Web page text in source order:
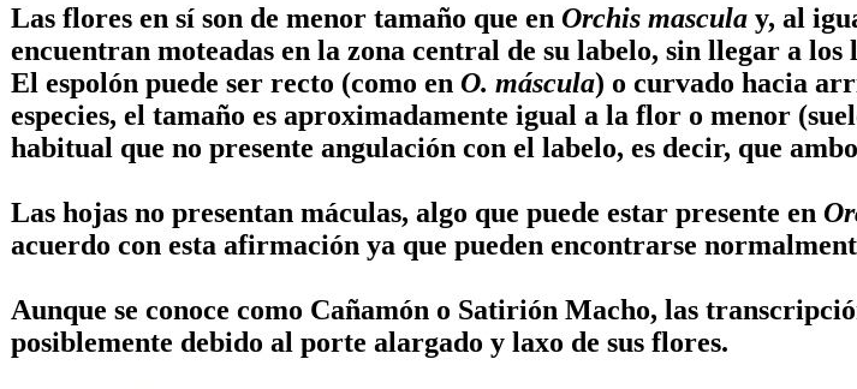
Las flores en sí son de menor tamaño que en Orchis mascula y, al
encuentran moteadas en la zona central de su labelo, sin llegar a
El espolón puede ser recto (como en O. máscula) o curvado hacia
especies, el tamaño es aproximadamente igual a la flor o menor
habitual que no presente angulación con el labelo, es decir, que
Las hojas no presentan máculas, algo que puede estar presente en
acuerdo con esta afirmación ya que pueden encontrarse
Aunque se conoce como Cañamón o Satirión Macho, las
posiblemente debido al porte alargado y laxo de sus flores.